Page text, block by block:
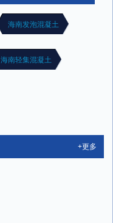
海南发泡混凝土
海南轻集混凝土
+更多